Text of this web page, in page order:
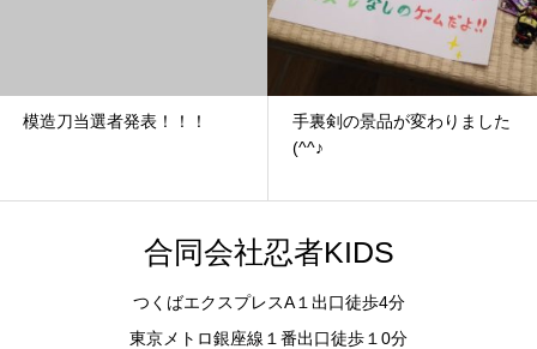
模造刀当選者発表！！！
手裏剣の景品が変わりました
(^^♪
合同会社忍者KIDS
つくばエクスプレスA１出口徒歩4分
東京メトロ銀座線１番出口徒歩１0分